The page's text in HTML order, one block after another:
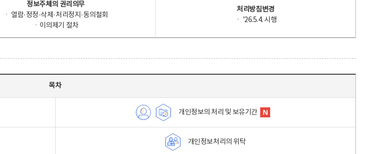
정보주체의 권리의무
ㆍ 열람·정정·삭제·처리정지·동의철회
ㆍ이의제기 절차
처리방침변경
ㆍ '26.5.4. 시행
목차
개인정보의 처리 및 보유기간
개인정보처리의 위탁